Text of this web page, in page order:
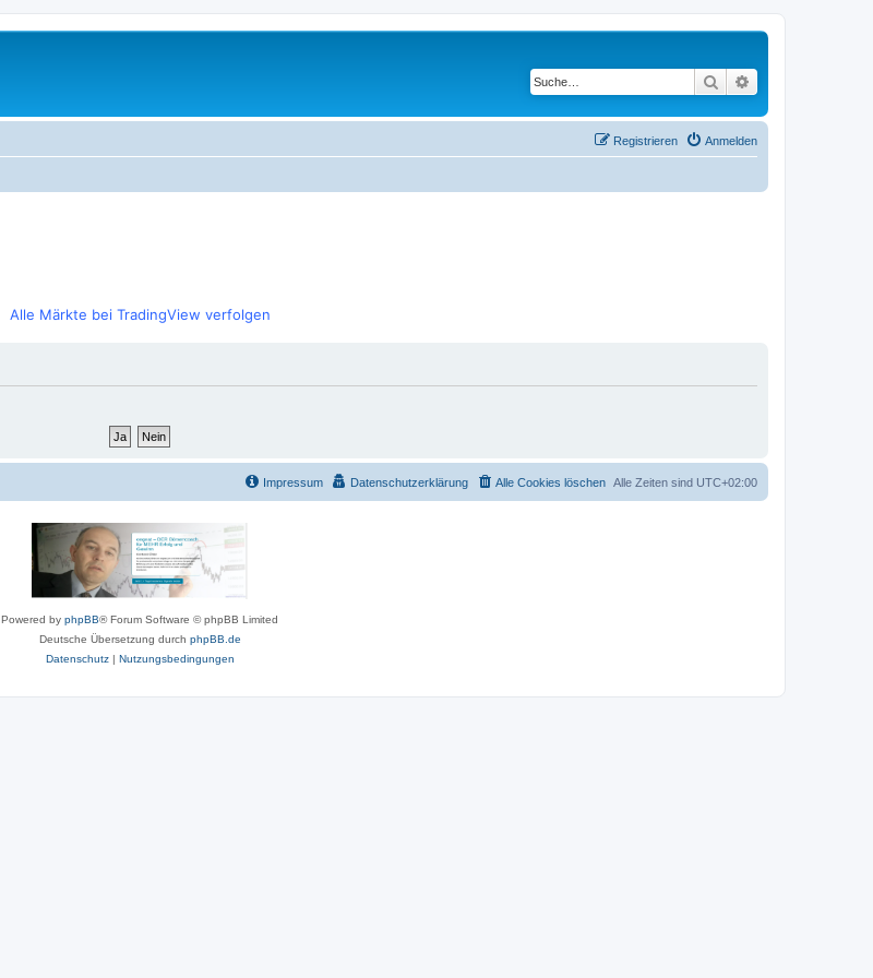
Suche
Anmelden
Registrieren
Alle Märkte bei TradingView verfolgen
Alle Zeiten sind UTC+02:00
Alle Cookies löschen
Datenschutzerklärung
Impressum
Powered by phpBB® Forum Software © phpBB Limited
Deutsche Übersetzung durch phpBB.de
Datenschutz| Nutzungsbedingungen